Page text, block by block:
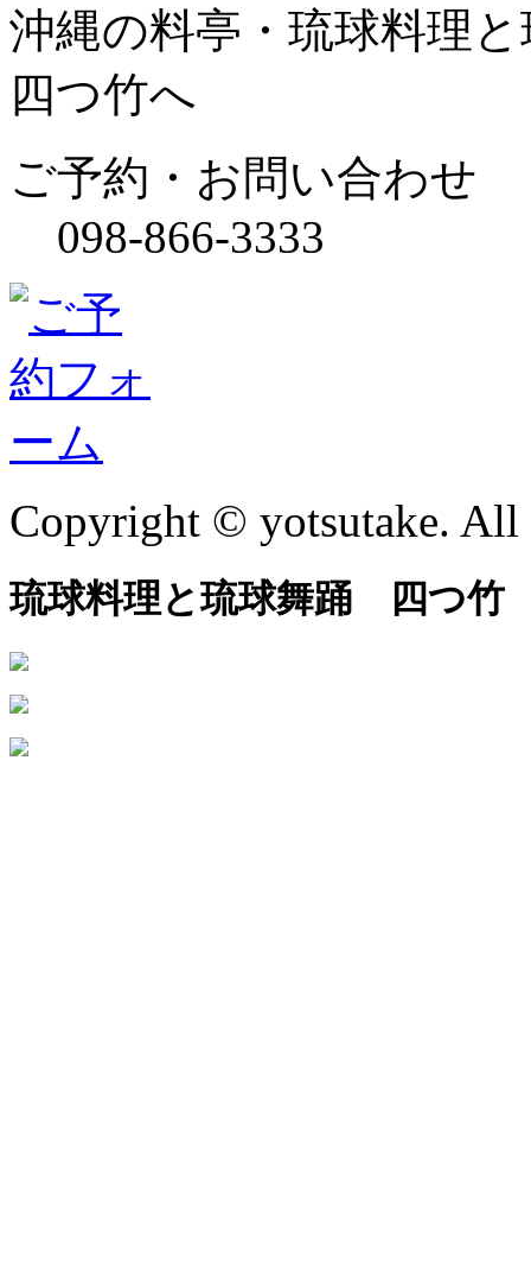
沖縄の料亭・琉球料理
四つ竹へ
ご予約・お問い合わせ
098-866-3333
Copyright © yotsutake. All
琉球料理と琉球舞踊 四つ竹